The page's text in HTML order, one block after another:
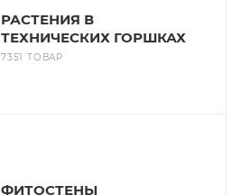
РАСТЕНИЯ В
ТЕХНИЧЕСКИХ ГОРШКАХ
7351 ТОВАР
ФИТОСТЕНЫ